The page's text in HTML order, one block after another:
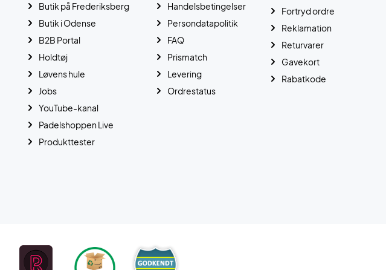
Handelsbetingelser
Persondatapolitik
FAQ
Prismatch
Levering
Ordrestatus
Fortryd ordre
Reklamation
Returvarer
Gavekort
Rabatkode
Butik på Frederiksberg
Butik i Odense
B2B Portal
Holdtøj
Løvens hule
Jobs
YouTube-kanal
Padelshoppen Live
Produkttester